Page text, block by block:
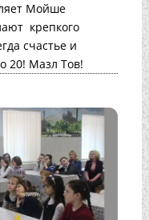
Мойше
крепкого
счастье и
20! Мазл Тов!